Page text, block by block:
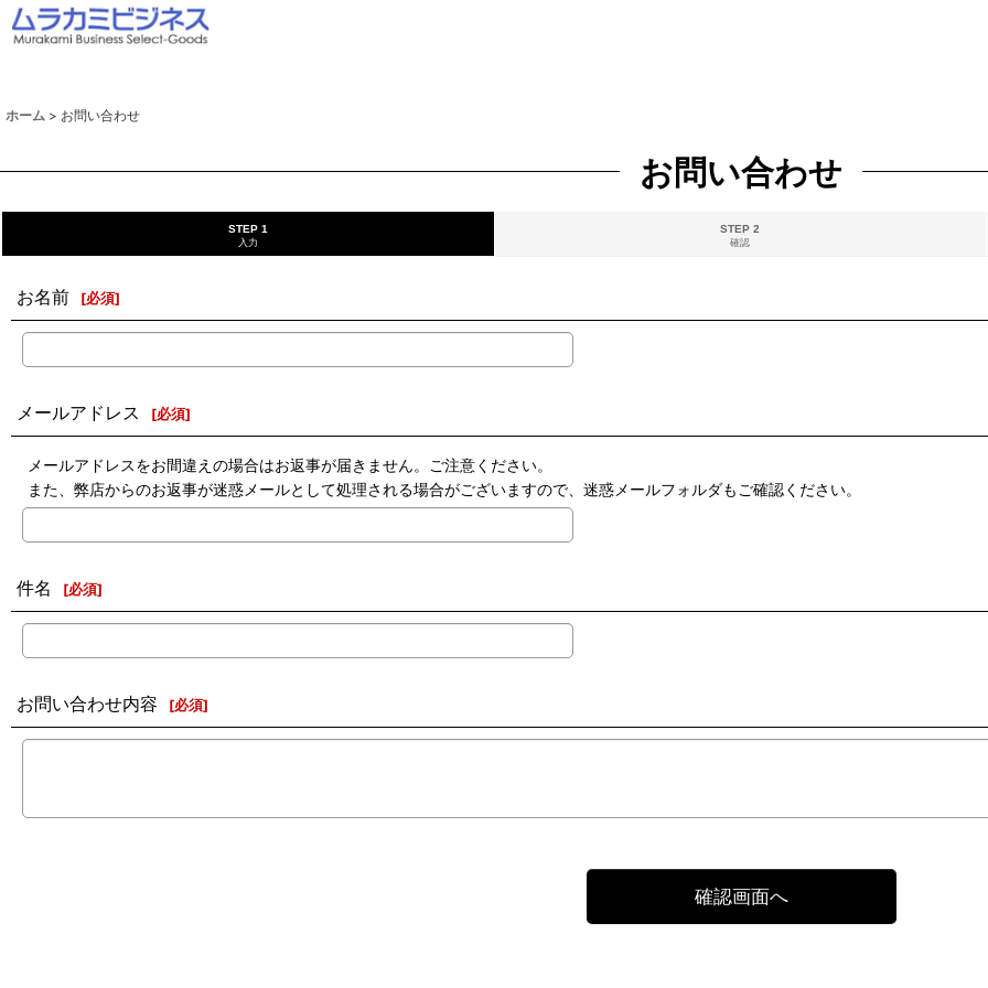
ホーム > お問い合わせ
お問い合わせ
STEP 1
入力
STEP 2
確認
お名前 [必須]
メールアドレス [必須]
メールアドレスをお間違えの場合はお返事が届きません。ご注意ください。
また、弊店からのお返事が迷惑メールとして処理される場合がございますので、迷惑メールフォルダもご確認ください。
件名 [必須]
お問い合わせ内容 [必須]
確認画面へ